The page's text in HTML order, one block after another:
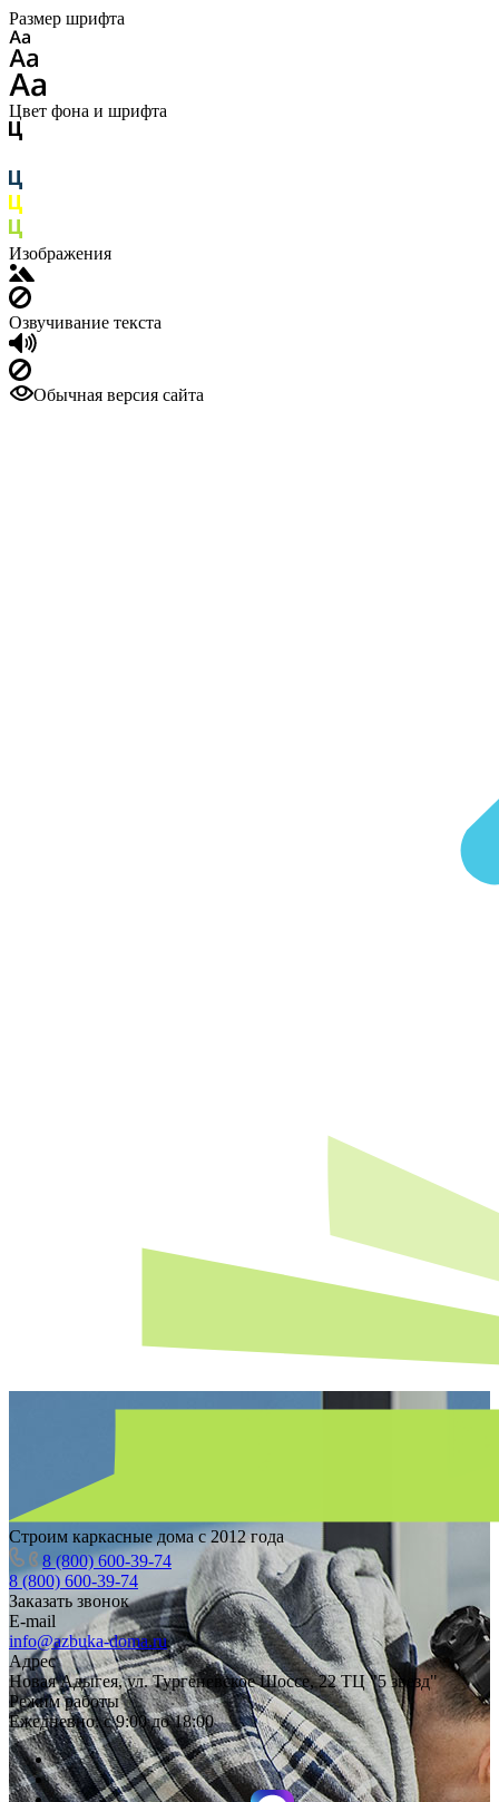
Размер шрифта
Цвет фона и шрифта
Изображения
Озвучивание текста
Обычная версия сайта
Строим каркасные дома с 2012 года
8 (800) 600-39-74
8 (800) 600-39-74
Заказать звонок
E-mail
info@azbuka-doma.ru
Адрес
Новая Адыгея, ул. Тургеневское Шоссе, 22 ТЦ "5 звезд"
Режим работы
Ежедневно: с 9:00 до 18:00